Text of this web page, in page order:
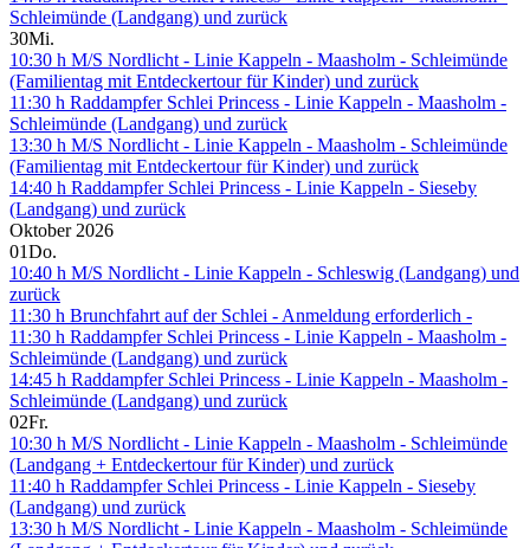
Schleimünde (Landgang) und zurück
30Mi.
10:30 h M/S Nordlicht - Linie Kappeln - Maasholm - Schleimünde
(Familientag mit Entdeckertour für Kinder) und zurück
11:30 h Raddampfer Schlei Princess - Linie Kappeln - Maasholm -
Schleimünde (Landgang) und zurück
13:30 h M/S Nordlicht - Linie Kappeln - Maasholm - Schleimünde
(Familientag mit Entdeckertour für Kinder) und zurück
14:40 h Raddampfer Schlei Princess - Linie Kappeln - Sieseby
(Landgang) und zurück
Oktober 2026
01Do.
10:40 h M/S Nordlicht - Linie Kappeln - Schleswig (Landgang) und
zurück
11:30 h Brunchfahrt auf der Schlei - Anmeldung erforderlich -
11:30 h Raddampfer Schlei Princess - Linie Kappeln - Maasholm -
Schleimünde (Landgang) und zurück
14:45 h Raddampfer Schlei Princess - Linie Kappeln - Maasholm -
Schleimünde (Landgang) und zurück
02Fr.
10:30 h M/S Nordlicht - Linie Kappeln - Maasholm - Schleimünde
(Landgang + Entdeckertour für Kinder) und zurück
11:40 h Raddampfer Schlei Princess - Linie Kappeln - Sieseby
(Landgang) und zurück
13:30 h M/S Nordlicht - Linie Kappeln - Maasholm - Schleimünde